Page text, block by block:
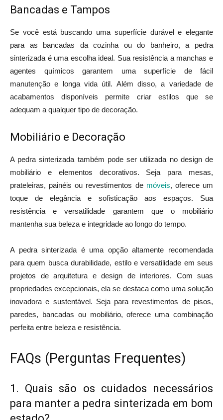
Bancadas e Tampos
Se você está buscando uma superfície durável e elegante
para as bancadas da cozinha ou do banheiro, a pedra
sinterizada é uma escolha ideal. Sua resistência a manchas e
agentes químicos garantem uma superfície de fácil
manutenção e longa vida útil. Além disso, a variedade de
acabamentos disponíveis permite criar estilos que se
adequam a qualquer tipo de decoração.
Mobiliário e Decoração
A pedra sinterizada também pode ser utilizada no design de
mobiliário e elementos decorativos. Seja para mesas,
prateleiras, painéis ou revestimentos de móveis, oferece um
toque de elegância e sofisticação aos espaços. Sua
resistência e versatilidade garantem que o mobiliário
mantenha sua beleza e integridade ao longo do tempo.
A pedra sinterizada é uma opção altamente recomendada
para quem busca durabilidade, estilo e versatilidade em seus
projetos de arquitetura e design de interiores. Com suas
propriedades excepcionais, ela se destaca como uma solução
inovadora e sustentável. Seja para revestimentos de pisos,
paredes, bancadas ou mobiliário, oferece uma combinação
perfeita entre beleza e resistência.
FAQs (Perguntas Frequentes)
1. Quais são os cuidados necessários
para manter a pedra sinterizada em bom